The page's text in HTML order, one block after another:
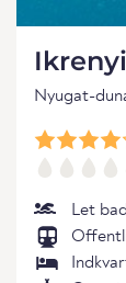
Nyugat-
Let